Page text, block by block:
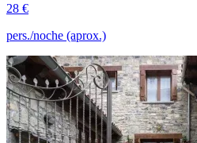
28 €
pers./noche (aprox.)